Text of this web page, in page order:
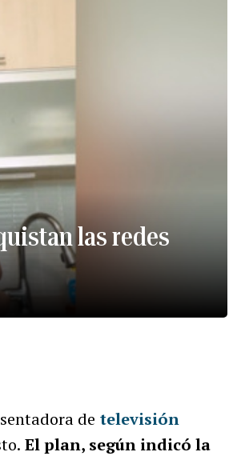
las redes
de televisión
El plan, según indicó la